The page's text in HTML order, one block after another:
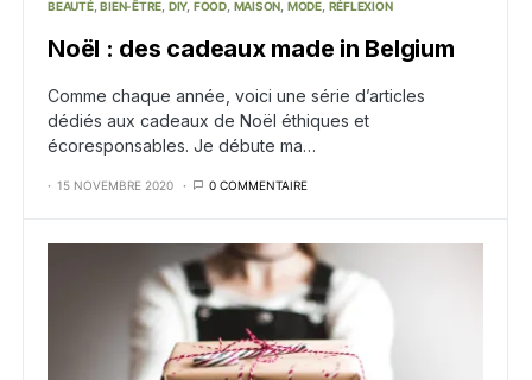
BEAUTÉ BIEN-ÊTRE DIY FOOD MAISON MODE RÉFLEXION
Noël : des cadeaux made in Belgium
Comme chaque année, voici une série d’articles
dédiés aux cadeaux de Noël éthiques et
écoresponsables. Je débute ma…
15 NOVEMBRE 2020 0 COMMENTAIRE